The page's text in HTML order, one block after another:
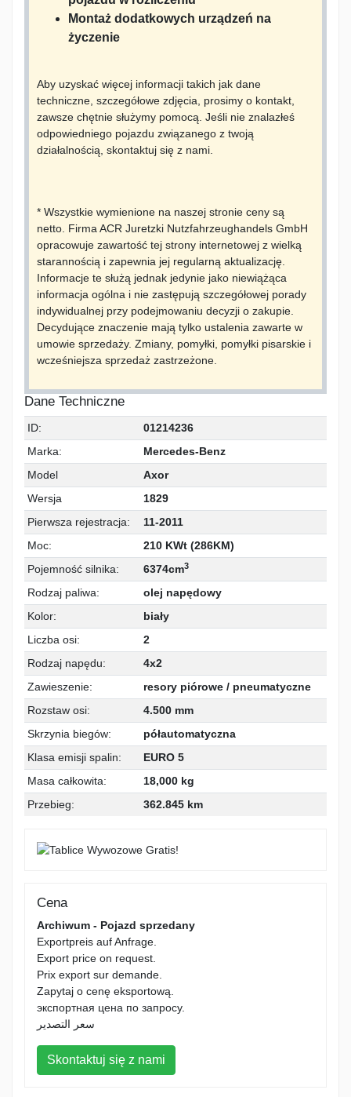
Montaż dodatkowych urządzeń na
życzenie
Aby uzyskać więcej informacji takich jak dane
techniczne, szczegółowe zdjęcia, prosimy o kontakt,
zawsze chętnie służymy pomocą. Jeśli nie znalazłeś
odpowiedniego pojazdu związanego z twoją
działalnością, skontaktuj się z nami.
* Wszystkie wymienione na naszej stronie ceny są
netto. Firma ACR Juretzki Nutzfahrzeughandels GmbH
opracowuje zawartość tej strony internetowej z wielką
starannością i zapewnia jej regularną aktualizację.
Informacje te służą jednak jedynie jako niewiążąca
informacja ogólna i nie zastępują szczegółowej porady
indywidualnej przy podejmowaniu decyzji o zakupie.
Decydujące znaczenie mają tylko ustalenia zawarte w
umowie sprzedaży. Zmiany, pomyłki, pomyłki pisarskie i
wcześniejsza sprzedaż zastrzeżone.
Dane Techniczne
ID:
01214236
Marka:
Mercedes-Benz
Model
Axor
Wersja
1829
Pierwsza rejestracja:
11-2011
Moc:
210 KWt (286KM)
Pojemność silnika:
6374cm3
Rodzaj paliwa:
olej napędowy
Kolor:
biały
Liczba osi:
2
Rodzaj napędu:
4x2
Zawieszenie:
resory piórowe / pneumatyczne
Rozstaw osi:
4.500 mm
Skrzynia biegów:
półautomatyczna
Klasa emisji spalin:
EURO 5
Masa całkowita:
18,000 kg
Przebieg:
362.845 km
Cena
Archiwum - Pojazd sprzedany
Exportpreis auf Anfrage.
Export price on request.
Prix export sur demande.
Zapytaj o cenę eksportową.
экспортная цена по запросу.
سعر التصدير
Skontaktuj się z nami